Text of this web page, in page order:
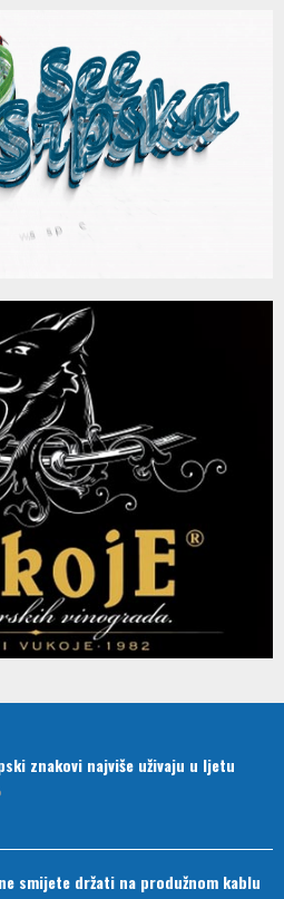
znakovi najviše uživaju u ljetu
smijete držati na produžnom kablu